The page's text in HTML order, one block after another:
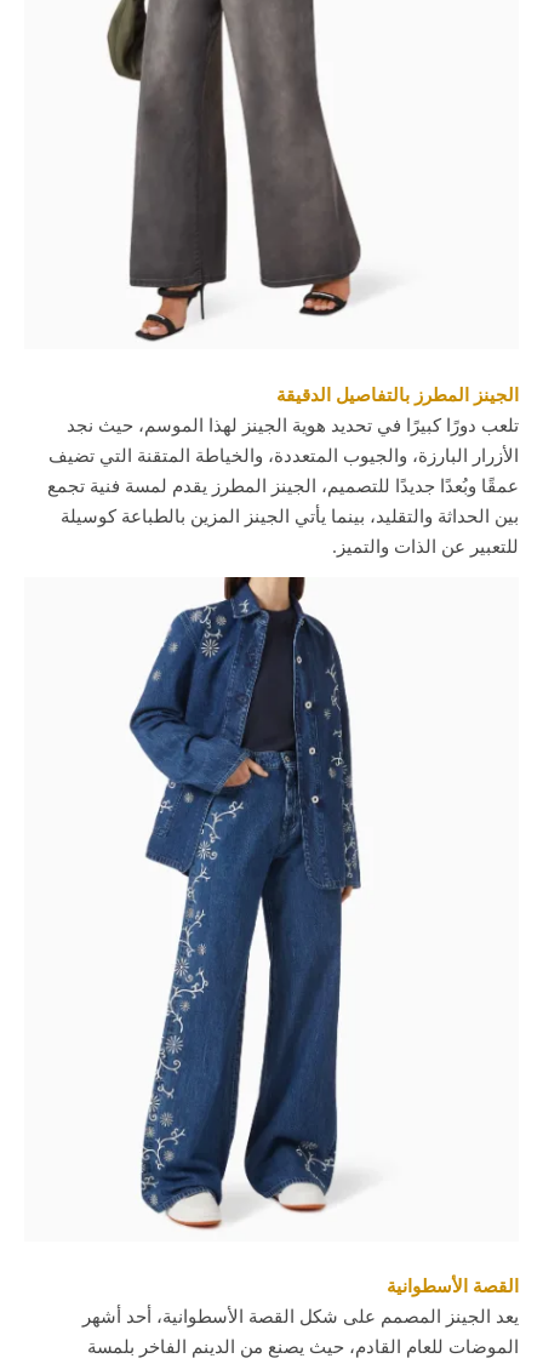
الجينز المطرز بالتفاصيل الدقيقة
تلعب دورًا كبيرًا في تحديد هوية الجينز لهذا الموسم، حيث نجد
الأزرار البارزة، والجيوب المتعددة، والخياطة المتقنة التي تضيف
عمقًا وبُعدًا جديدًا للتصميم، الجينز المطرز يقدم لمسة فنية تجمع
بين الحداثة والتقليد، بينما يأتي الجينز المزين بالطباعة كوسيلة
للتعبير عن الذات والتميز.
القصة الأسطوانية
يعد الجينز المصمم على شكل القصة الأسطوانية، أحد أشهر
الموضات للعام القادم، حيث يصنع من الدينم الفاخر بلمسة